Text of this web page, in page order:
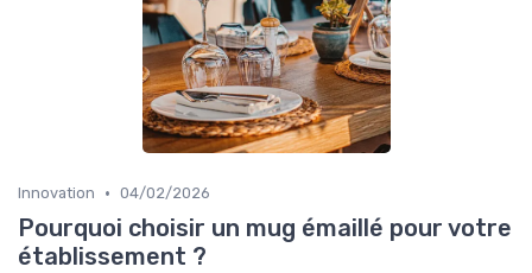
Innovation • 04/02/2026
Pourquoi choisir un mug émaillé pour votre
établissement ?